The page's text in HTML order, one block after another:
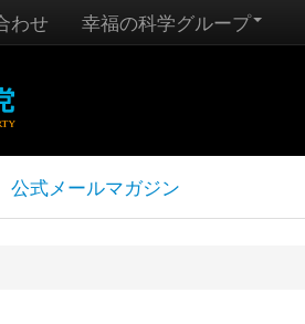
わせ 幸福の科学グループ
公式メールマガジン